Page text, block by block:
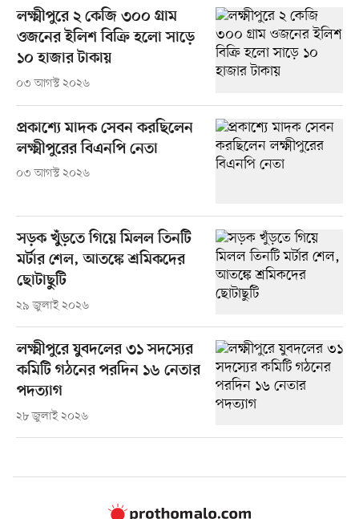
লক্ষ্মীপুরে ২ কেজি ৩০০ গ্রাম
ওজনের ইলিশ বিক্রি হলো সাড়ে
১০ হাজার টাকায়
০৩ আগস্ট ২০২৬
প্রকাশ্যে মাদক সেবন করছিলেন
লক্ষ্মীপুরের বিএনপি নেতা
০৩ আগস্ট ২০২৬
সড়ক খুঁড়তে গিয়ে মিলল তিনটি
মর্টার শেল, আতঙ্কে শ্রমিকদের
ছোটাছুটি
২৯ জুলাই ২০২৬
লক্ষ্মীপুরে যুবদলের ৩১ সদস্যের
কমিটি গঠনের পরদিন ১৬ নেতার
পদত্যাগ
২৮ জুলাই ২০২৬